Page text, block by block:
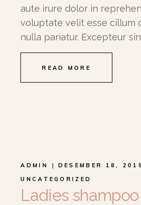
aute irure dolor in
voluptate velit esse cillum
nulla pariatur. Excepteur
READ MORE
ADMIN
DESEMBER 18, 2019
UNCATEGORIZED
Ladies shampoo